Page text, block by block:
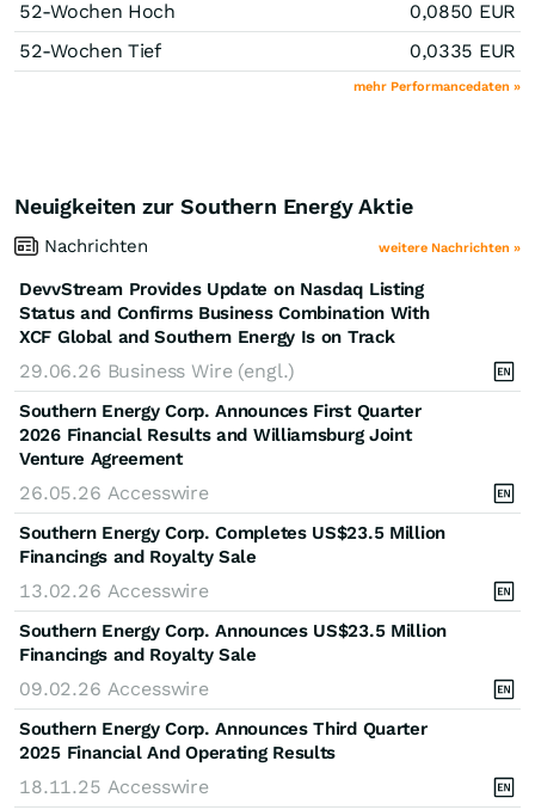
52-Wochen Hoch 0,0850 EUR
52-Wochen Tief
0,0335 EUR
mehr Performancedaten »
Neuigkeiten zur Southern Energy Aktie
Nachrichten weitere Nachrichten »
DevvStream Provides Update on Nasdaq Listing
Status and Confirms Business Combination With
XCF Global and Southern Energy Is on Track
29.06.26 Business Wire (engl.)
Southern Energy Corp. Announces First Quarter
2026 Financial Results and Williamsburg Joint
Venture Agreement
26.05.26 Accesswire
Southern Energy Corp. Completes US$23.5 Million
Financings and Royalty Sale
13.02.26 Accesswire
Southern Energy Corp. Announces US$23.5 Million
Financings and Royalty Sale
09.02.26 Accesswire
Southern Energy Corp. Announces Third Quarter
2025 Financial And Operating Results
18.11.25 Accesswire